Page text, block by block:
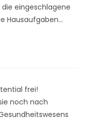
eingeschlagene
Hausaufgaben…
frei!
noch nach